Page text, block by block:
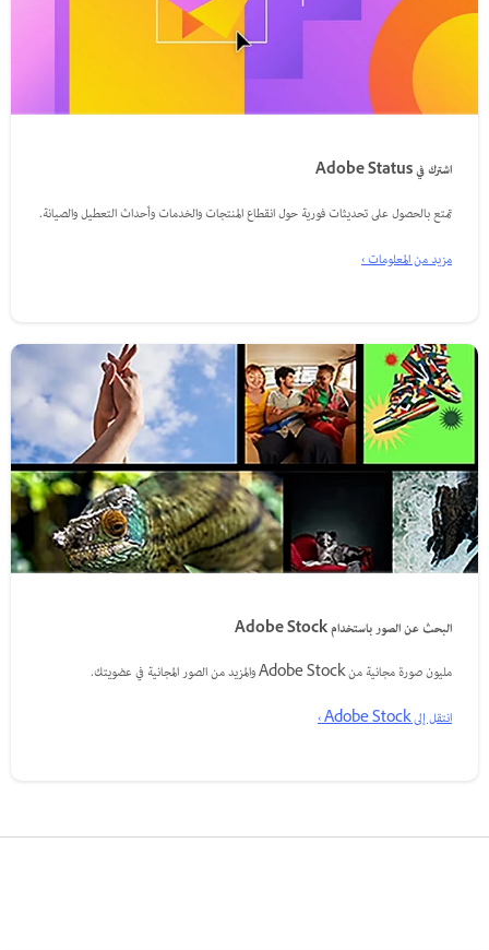
اشترك في Adobe Status
تمتع بالحصول على تحديثات فورية حول انقطاع المنتجات والخدمات وأحداث التعطيل والصيانة.
مزيد من المعلومات ›
البحث عن الصور باستخدام Adobe Stock
مليون صورة مجانية من Adobe Stock والمزيد من الصور المجانية في عضويتك.
انتقل إلى Adobe Stock ›